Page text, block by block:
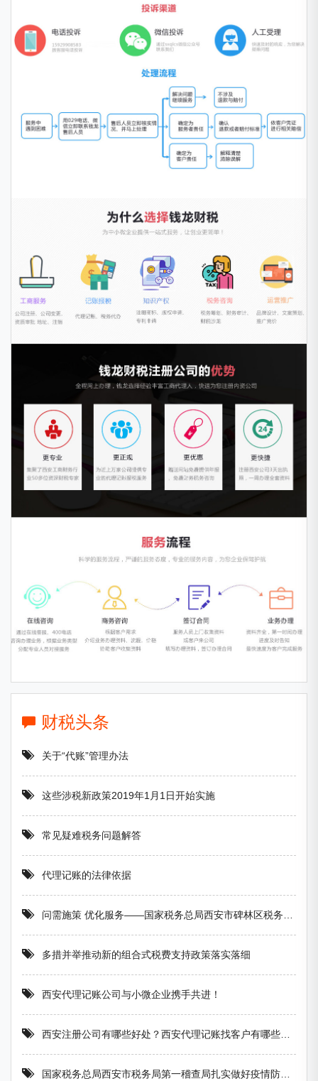
财税头条
关于“代账”管理办法
这些涉税新政策2019年1月1日开始实施
常见疑难税务问题解答
代理记账的法律依据
问需施策 优化服务——国家税务总局西安市碑林区税务局 做好便民办税春风行动调研工作
多措并举推动新的组合式税费支持政策落实落细
西安代理记账公司与小微企业携手共进！
西安注册公司有哪些好处？西安代理记账找客户有哪些方法？
国家税务总局西安市税务局第一稽查局扎实做好疫情防控工作